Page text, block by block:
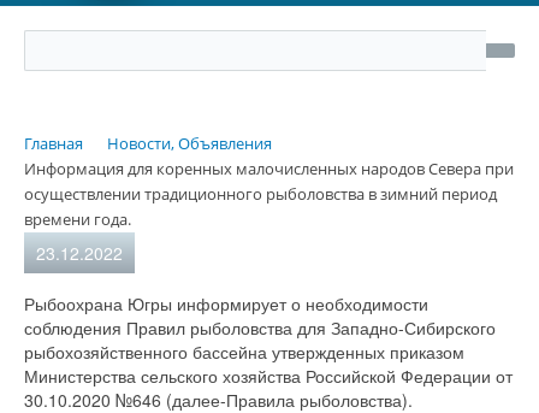
Главная
Новости, Объявления
Информация для коренных малочисленных народов Севера при
осуществлении традиционного рыболовства в зимний период
времени года.
23.12.2022
Рыбоохрана Югры информирует о необходимости
соблюдения Правил рыболовства для Западно-Сибирского
рыбохозяйственного бассейна утвержденных приказом
Министерства сельского хозяйства Российской Федерации от
30.10.2020 №646 (далее-Правила рыболовства).